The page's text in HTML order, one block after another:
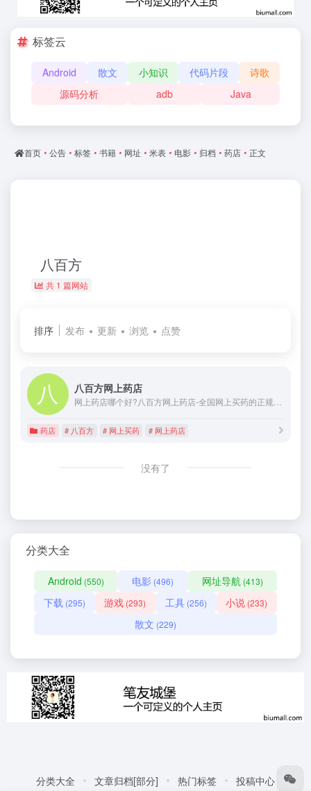
标签云
Android 散文 小知识 代码片段
诗歌
源码分析
adb Java
首页 • 公告 • 标签 • 书籍 • 网址 • 米表 • 电影 • 归档 • 药店 • 正文
八百方
共 1 篇网站
排序 发布 更新 浏览 点赞
八百方网上药店
药店 # 八百方 # 网上买药 # 网上药店
没有了
分类大全
Android (550) 电影 (496) 网址导航 (413)
下载 (295) 游戏 (293) 工具(256) 小说 (233)
散文 (229)
分类大全 文章归档[部分] 热门标签 投稿中心